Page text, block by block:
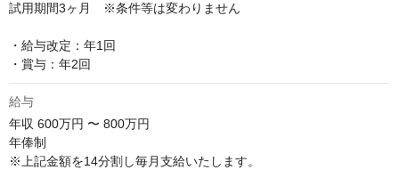
試用期間3ヶ月　※条件等は変わりません
・給与改定：年1回
・賞与：年2回
給与
年収 600万円 〜 800万円
年俸制
※上記金額を14分割し毎月支給いたします。